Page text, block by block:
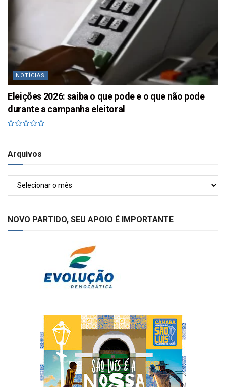
NOTÍCIAS
Eleições 2026: saiba o que pode e o que não pode
durante a campanha eleitoral
Arquivos
NOVO PARTIDO, SEU APOIO É IMPORTANTE